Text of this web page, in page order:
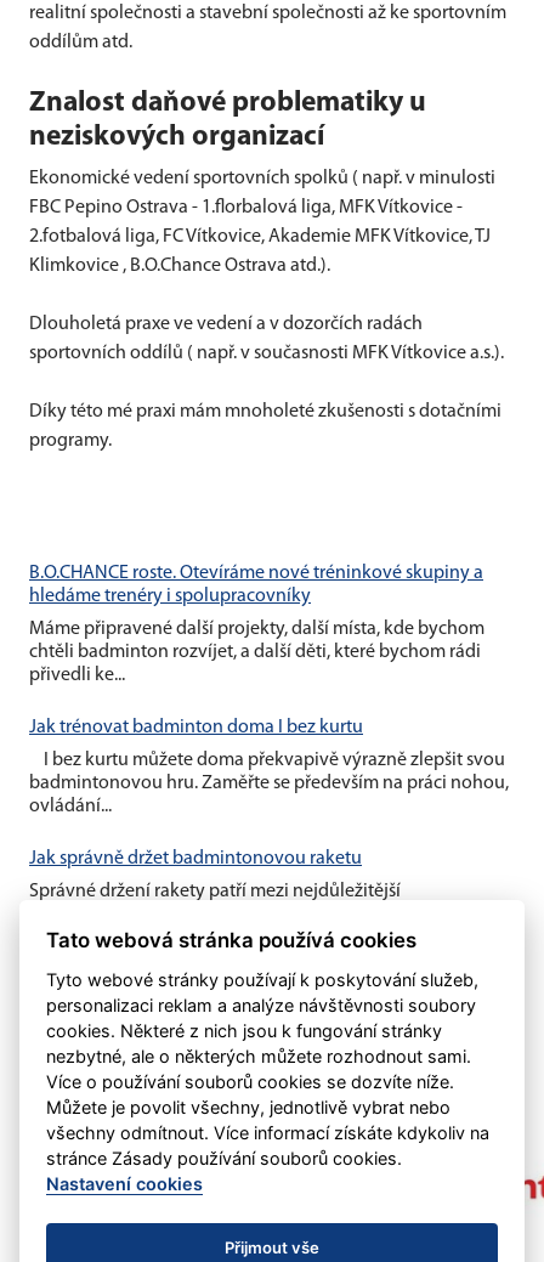
realitní společnosti a stavební společnosti až ke sportovním
oddílům atd.
Znalost daňové problematiky u
neziskových organizací
Ekonomické vedení sportovních spolků ( např. v minulosti
FBC Pepino Ostrava - 1.florbalová liga, MFK Vítkovice -
2.fotbalová liga, FC Vítkovice, Akademie MFK Vítkovice, TJ
Klimkovice , B.O.Chance Ostrava atd.).
Dlouholetá praxe ve vedení a v dozorčích radách
sportovních oddílů ( např. v současnosti MFK Vítkovice a.s.).
Díky této mé praxi mám mnoholeté zkušenosti s dotačními
programy.
B.O.CHANCE roste. Otevíráme nové tréninkové skupiny a
hledáme trenéry i spolupracovníky
Máme připravené další projekty, další místa, kde bychom
chtěli badminton rozvíjet, a další děti, které bychom rádi
přivedli ke...
Jak trénovat badminton doma I bez kurtu
I bez kurtu můžete doma překvapivě výrazně zlepšit svou
badmintonovou hru. Zaměřte se především na práci nohou,
ovládání...
Jak správně držet badmintonovou raketu
Správné držení rakety patří mezi nejdůležitější
kontrolovat míček, zahrát...
Tato webová stránka používá cookies
Tyto webové stránky používají k poskytování služeb,
personalizaci reklam a analýze návštěvnosti soubory
cookies. Některé z nich jsou k fungování stránky
nezbytné, ale o některých můžete rozhodnout sami.
Více o používání souborů cookies se dozvíte níže.
Můžete je povolit všechny, jednotlivě vybrat nebo
všechny odmítnout. Více informací získáte kdykoliv na
stránce Zásady používání souborů cookies.
Nastavení cookies
Přijmout vše